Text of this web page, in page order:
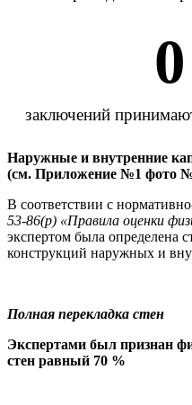
0
заключений
Наружные и внутренние
(см. Приложение №1 фото
В соответствии с
53-86(р) «Правила оценки
экспертом была определена
конструкций наружных и
Полная перекладка стен
Экспертами был признан
стен равный 70 %